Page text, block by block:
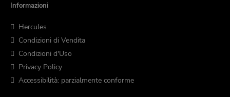
Informazioni
Hercules
Condizioni di Vendita
Condizioni d'Uso
Privacy Policy
Accessibilità: parzialmente conforme